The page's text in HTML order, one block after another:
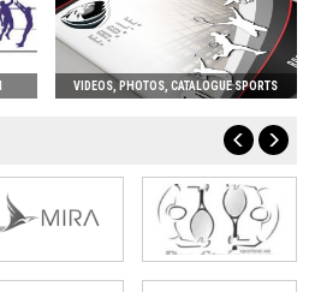
VIDEOS, PHOTOS, CATALOGUE SPORTS